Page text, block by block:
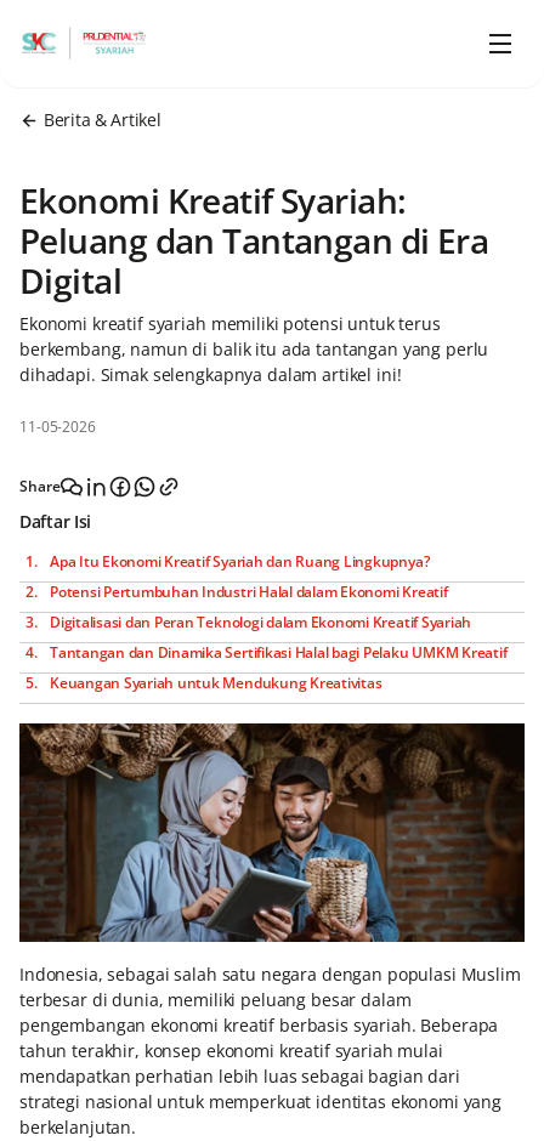
Berita & Artikel
Ekonomi Kreatif Syariah:
Peluang dan Tantangan di Era
Digital
Ekonomi kreatif syariah memiliki potensi untuk terus
berkembang, namun di balik itu ada tantangan yang perlu
dihadapi. Simak selengkapnya dalam artikel ini!
11-05-2026
Share
Daftar Isi
Apa Itu Ekonomi Kreatif Syariah dan Ruang Lingkupnya?
Potensi Pertumbuhan Industri Halal dalam Ekonomi Kreatif
Digitalisasi dan Peran Teknologi dalam Ekonomi Kreatif Syariah
Tantangan dan Dinamika Sertifikasi Halal bagi Pelaku UMKM Kreatif
Keuangan Syariah untuk Mendukung Kreativitas
Indonesia, sebagai salah satu negara dengan populasi Muslim
terbesar di dunia, memiliki peluang besar dalam
pengembangan ekonomi kreatif berbasis syariah. Beberapa
tahun terakhir, konsep ekonomi kreatif syariah mulai
mendapatkan perhatian lebih luas sebagai bagian dari
strategi nasional untuk memperkuat identitas ekonomi yang
berkelanjutan.